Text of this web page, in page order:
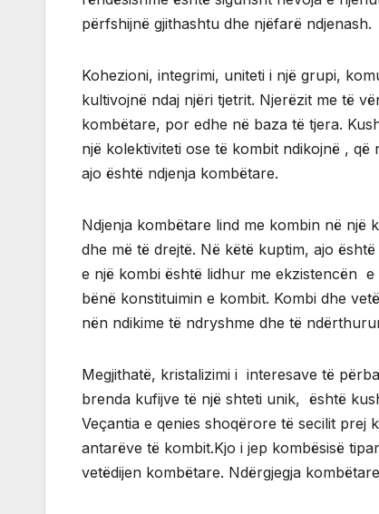
përfshijnë gjithashtu dhe njëfarë ndjenash.
Kohezioni, integrimi, uniteti i një grupi,
kultivojnë ndaj njëri tjetrit. Njerëzit me të
kombëtare, por edhe në baza të tjera.
një kolektiviteti ose të kombit ndikojnë ,
ajo është ndjenja kombëtare.
Ndjenja kombëtare lind me kombin në një
dhe më të drejtë. Në këtë kuptim, ajo
e një kombi është lidhur me ekzistencën
bënë konstituimin e kombit. Kombi dhe
nën ndikime të ndryshme dhe të
Megjithatë, kristalizimi i interesave të
brenda kufijve të një shteti unik, është
Veçantia e qenies shoqërore të secilit
antarëve të kombit.Kjo i jep kombësisë
vetëdijen kombëtare. Ndërgjegja